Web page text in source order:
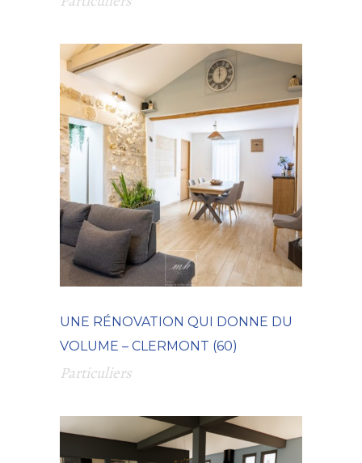
UNE RÉNOVATION QUI DONNE DU
VOLUME – CLERMONT (60)
Particuliers